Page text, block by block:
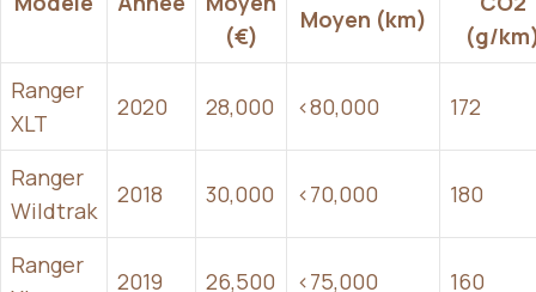
(€)
Moyen (km)
(g/
Ranger
XLT
2020 28,000 <80,000 172
Ranger
Wildtrak
2018 30,000 <70,000 180
Ranger
2019 26,500 <75,000 160